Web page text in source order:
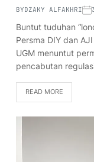
BYDZAKY ALFAKHRI
Buntut tuduhan
Persma DIY dan
UGM menuntut
pencabutan
READ MORE